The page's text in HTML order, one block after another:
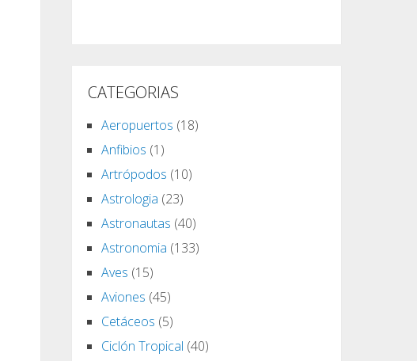
CATEGORIAS
Aeropuertos (18)
Anfibios (1)
Artrópodos (10)
Astrologia (23)
Astronautas (40)
Astronomia (133)
Aves (15)
Aviones (45)
Cetáceos (5)
Ciclón Tropical (40)